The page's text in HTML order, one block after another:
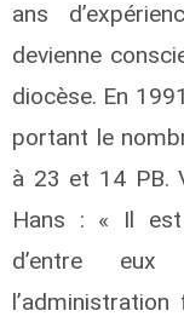
ans
devienne
diocèse. En
portant le
à 23 et 14 PB.
Hans : « Il est
d’entre